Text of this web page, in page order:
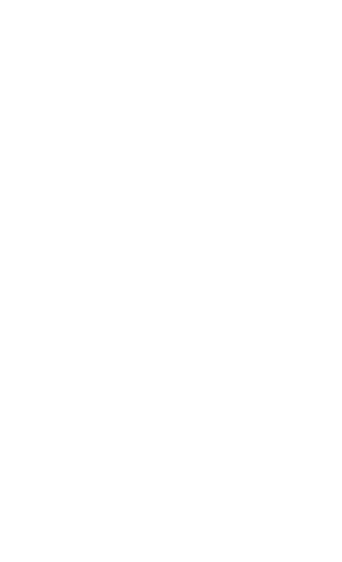
La familia Hernangómez: un
Desde los padres hasta la hermana junto a
jugador del Unicaja lleva este magnífico
ido inculcando de generación en